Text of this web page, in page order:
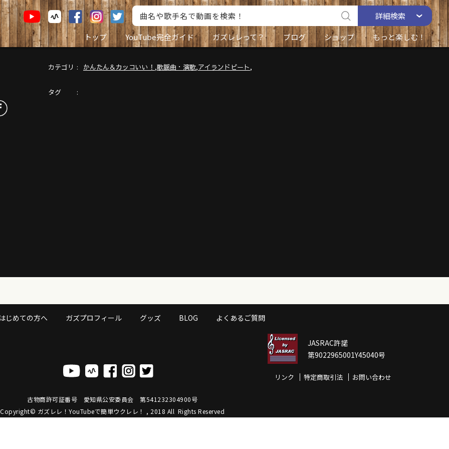
詳細検索
トップ
YouTube完全ガイド ガズレレって？ ブログ ショップ もっと楽しむ！
カテゴリ かんたん＆カッコいい！ ,歌謡曲・演歌,アイランドビート,
タグ
じめての方へ ガズプロフィール グッズ BLOG よくあるご質問
リンク 特定商取引法 お問い合わせ
JASRAC許諾
第9022965001Y45040号
古物商許可証番号 愛知県公安委員会 第541232304900号
Copyright© ガズレレ！YouTubeで簡単ウクレレ！ , 2018 All Rights Reserved